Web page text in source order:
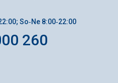
So‑Ne 8:00‑22:00
260